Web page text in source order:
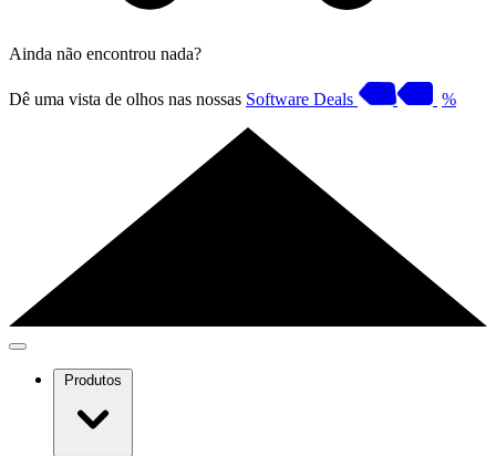
Ainda não encontrou nada?
Dê uma vista de olhos nas nossas Software Deals %
Produtos